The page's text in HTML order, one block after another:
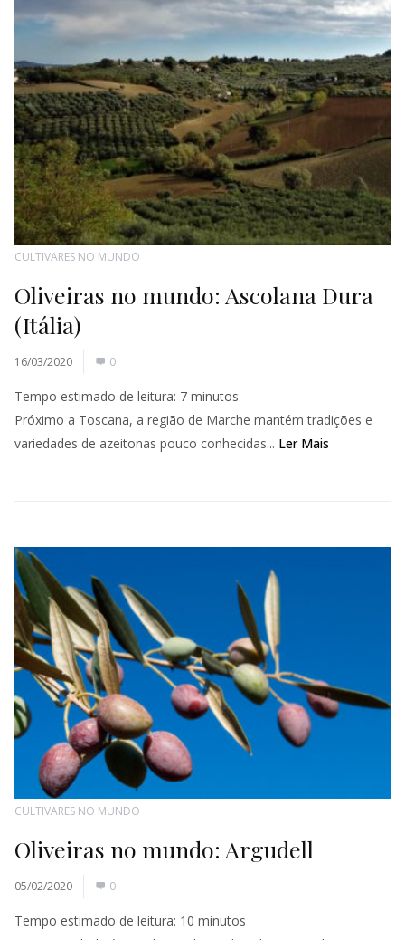
CULTIVARES NO MUNDO
Oliveiras no mundo: Ascolana Dura
(Itália)
16/03/2020 0
Tempo estimado de leitura: 7 minutos
Próximo a Toscana, a região de Marche mantém tradições e
variedades de azeitonas pouco conhecidas... Ler Mais
CULTIVARES NO MUNDO
Oliveiras no mundo: Argudell
05/02/2020 0
Tempo estimado de leitura: 10 minutos